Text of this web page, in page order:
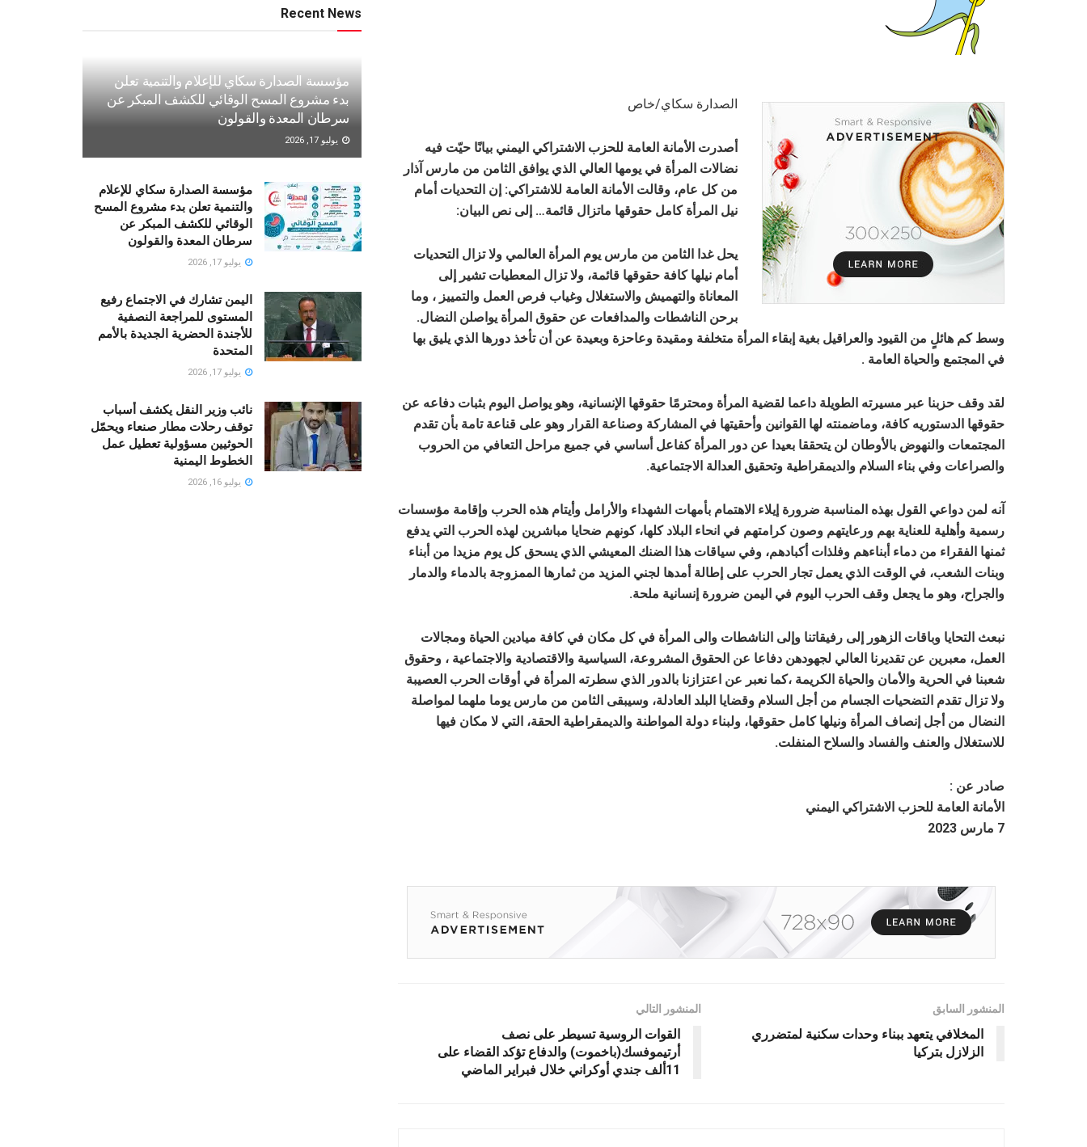
الصدارة سكاي/خاص
أصدرت الأمانة العامة للحزب الاشتراكي اليمني بيانًا حيّت فيه
نضالات المرأة في يومها العالي الذي يوافق الثامن من مارس آذار
من كل عام، وقالت الأمانة العامة للاشتراكي: إن التحديات أمام
نيل المرأة كامل حقوقها ماتزال قائمة… إلى نص البيان:
يحل غدا الثامن من مارس يوم المرأة العالمي ولا تزال التحديات
أمام نيلها كافة حقوقها قائمة، ولا تزال المعطيات تشير إلى
المعاناة والتهميش والاستغلال وغياب فرص العمل والتمييز ، وما
برحن الناشطات والمدافعات عن حقوق المرأة يواصلن النضال.
وسط كم هائلٍ من القيود والعراقيل بغية إبقاء المرأة متخلفة ومقيدة وعاحزة وبعيدة عن أن تأخذ دورها الذي يليق بها
في المجتمع والحياة العامة .
لقد وقف حزبنا عبر مسيرته الطويلة داعما لقضية المرأة ومحترمًا حقوقها الإنسانية، وهو يواصل اليوم بثبات دفاعه عن
حقوقها الدستوريه كافة، وماضمنته لها القوانين وأحقيتها في المشاركة وصناعة القرار وهو على قناعة تامة بأن تقدم
المجتمعات والنهوض بالأوطان لن يتحققا بعيدا عن دور المرأة كفاعل أساسي في جميع مراحل التعافي من الحروب
والصراعات وفي بناء السلام والديمقراطية وتحقيق العدالة الاجتماعية.
آنه لمن دواعي القول بهذه المناسبة ضرورة إيلاء الاهتمام بأمهات الشهداء والأرامل وأيتام هذه الحرب وإقامة مؤسسات
رسمية وأهلية للعناية بهم ورعايتهم وصون كرامتهم في انحاء البلاد كلها، كونهم ضحايا مباشرين لهذه الحرب التي يدفع
ثمنها الفقراء من دماء أبناءهم وفلذات أكبادهم، وفي سياقات هذا الضنك المعيشي الذي يسحق كل يوم مزيدا من أبناء
وبنات الشعب، في الوقت الذي يعمل تجار الحرب على إطالة أمدها لجني المزيد من ثمارها الممزوجة بالدماء والدمار
والجراح، وهو ما يجعل وقف الحرب اليوم في اليمن ضرورة إنسانية ملحة.
نبعث التحايا وباقات الزهور إلى رفيقاتنا وإلى الناشطات والى المرأة في كل مكان في كافة ميادين الحياة ومجالات
العمل، معبرين عن تقديرنا العالي لجهودهن دفاعا عن الحقوق المشروعة، السياسية والاقتصادية والاجتماعية ، وحقوق
شعبنا في الحرية والأمان والحياة الكريمة ،كما نعبر عن اعتزازنا بالدور الذي سطرته المرأة في أوقات الحرب العصيبة
ولا تزال تقدم التضحيات الجسام من أجل السلام وقضايا البلد العادلة، وسيبقى الثامن من مارس يوما ملهما لمواصلة
النضال من أجل إنصاف المرأة ونيلها كامل حقوقها، ولبناء دولة المواطنة والديمقراطية الحقة، التي لا مكان فيها
للاستغلال والعنف والفساد والسلاح المنفلت.
صادر عن :
الأمانة العامة للحزب الاشتراكي اليمني
7 مارس 2023
المنشور السابق
المخلافي يتعهد ببناء وحدات سكنية لمتضرري
الزلازل بتركيا
المنشور التالي
القوات الروسية تسيطر على نصف
أرتيموفسك(باخموت) والدفاع تؤكد القضاء على
11ألف جندي أوكراني خلال فبراير الماضي
Recent News
مؤسسة الصدارة سكاي للإعلام والتنمية تعلن
بدء مشروع المسح الوقائي للكشف المبكر عن
سرطان المعدة والقولون
يوليو 17, 2026
مؤسسة الصدارة سكاي للإعلام
والتنمية تعلن بدء مشروع المسح
الوقائي للكشف المبكر عن
سرطان المعدة والقولون
يوليو 17, 2026
اليمن تشارك في الاجتماع رفيع
المستوى للمراجعة النصفية
للأجندة الحضرية الجديدة بالأمم
المتحدة
يوليو 17, 2026
نائب وزير النقل يكشف أسباب
توقف رحلات مطار صنعاء ويحمّل
الحوثيين مسؤولية تعطيل عمل
الخطوط اليمنية
يوليو 16, 2026